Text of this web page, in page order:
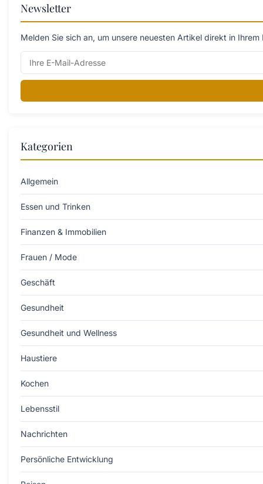
Newsletter
Melden Sie sich an, um unsere neuesten Artikel direkt in
Kategorien
Allgemein
Essen und Trinken
Finanzen & Immobilien
Frauen / Mode
Geschäft
Gesundheit
Gesundheit und Wellness
Haustiere
Kochen
Lebensstil
Nachrichten
Persönliche Entwicklung